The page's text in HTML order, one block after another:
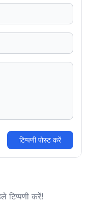
टिप्पणी पोस्ट करें
टिप्पणी करें!